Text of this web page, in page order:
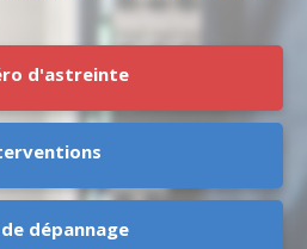
d'astreinte
dépannage